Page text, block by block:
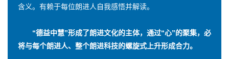
含义。有赖于每位朗进人自我感悟并解读。
“德益中慧”形成了朗进文化的主体，通过“心”的聚集，必
将与每个朗进人、整个朗进科技的螺旋式上升形成合力。